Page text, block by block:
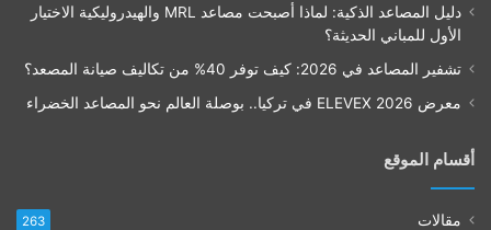
دليل المصاعد الذكية: لماذا أصبحت مصاعد MRL والهيدروليكية الاختيار
الأول للمباني الحديثة؟
تشفير المصاعد في 2026: كيف توفر 40% من تكاليف صيانة المصعد؟
معرض ELEVEX 2026 في تركيا.. بوصلة العالم نحو المصاعد الخضراء
أقسام الموقع
مقالات 263